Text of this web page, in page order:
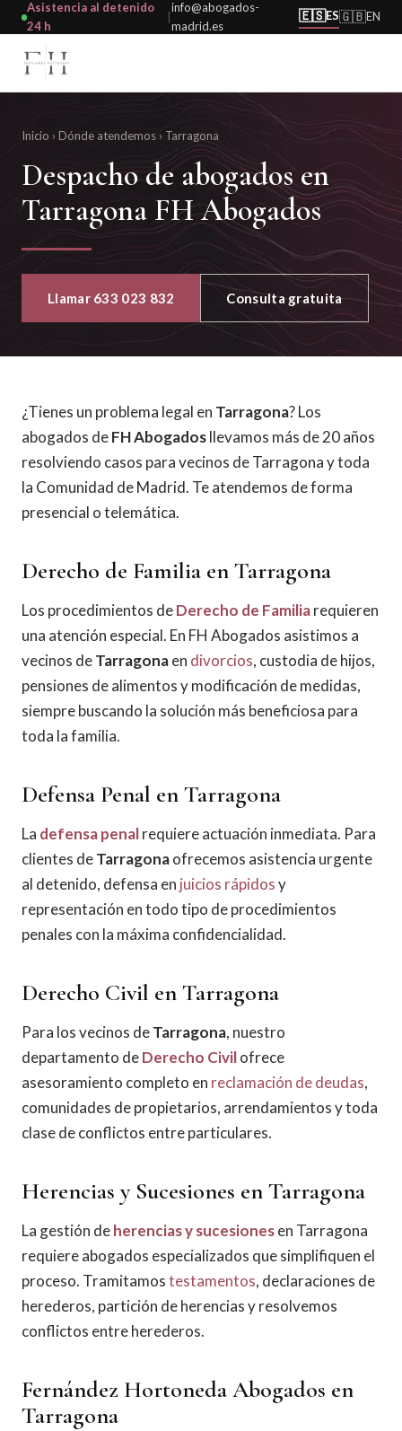
Asistencia al detenido
24 h
|
info@abogados-
madrid.es
🇪🇸ES🇬🇧EN
Inicio › Dónde atendemos › Tarragona
Despacho de abogados en
Tarragona FH Abogados
Llamar 633 023 832 Consulta gratuita
¿Tienes un problema legal en Tarragona? Los
abogados deFH Abogadosllevamos más de 20 años
resolviendo casos para vecinos de Tarragona y toda
la Comunidad de Madrid. Te atendemos de forma
presencial o telemática.
Derecho de Familia en Tarragona
Los procedimientos deDerecho de Familiarequieren
una atención especial. En FH Abogados asistimos a
vecinos deTarragonaen divorcios, custodia de hijos,
pensiones de alimentos y modificación de medidas,
siempre buscando la solución más beneficiosa para
toda la familia.
Defensa Penal en Tarragona
La defensa penalrequiere actuación inmediata. Para
clientes deTarragonaofrecemos asistencia urgente
al detenido, defensa en juicios rápidosy
representación en todo tipo de procedimientos
penales con la máxima confidencialidad.
Derecho Civil en Tarragona
Para los vecinos deTarragona, nuestro
departamento deDerecho Civilofrece
asesoramiento completo en reclamación de deudas,
comunidades de propietarios, arrendamientos y toda
clase de conflictos entre particulares.
Herencias y Sucesiones en Tarragona
La gestión deherencias y sucesionesen Tarragona
requiere abogados especializados que simplifiquen el
proceso. Tramitamostestamentos, declaraciones de
herederos, partición de herencias y resolvemos
conflictos entre herederos.
Fernández Hortoneda Abogados en
Tarragona